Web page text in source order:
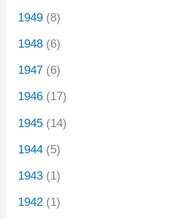
1949 (8)
1948 (6)
1947 (6)
1946 (17)
1945 (14)
1944 (5)
1943 (1)
1942 (1)